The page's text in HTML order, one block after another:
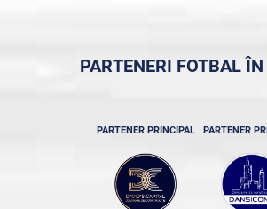
PARTENERI FOTBAL
PARTENER PRINCIPAL PARTENER